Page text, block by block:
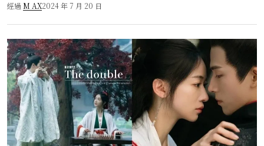
經過 M AX2024 年 7 月 20 日